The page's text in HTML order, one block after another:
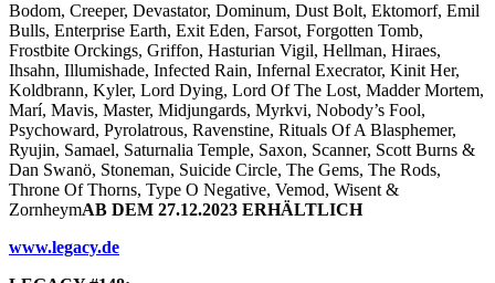
Bodom, Creeper, Devastator, Dominum, Dust Bolt, Ektomorf, Emil
Bulls, Enterprise Earth, Exit Eden, Farsot, Forgotten Tomb,
Frostbite Orckings, Griffon, Hasturian Vigil, Hellman, Hiraes,
Ihsahn, Illumishade, Infected Rain, Infernal Execrator, Kinit Her,
Koldbrann, Kyler, Lord Dying, Lord Of The Lost, Madder Mortem,
Marí, Mavis, Master, Midjungards, Myrkvi, Nobody’s Fool,
Psychoward, Pyrolatrous, Ravenstine, Rituals Of A Blasphemer,
Ryujin, Samael, Saturnalia Temple, Saxon, Scanner, Scott Burns &
Dan Swanö, Stoneman, Suicide Circle, The Gems, The Rods,
Throne Of Thorns, Type O Negative, Vemod, Wisent &
ZornheymAB DEM 27.12.2023 ERHÄLTLICH
www.legacy.de